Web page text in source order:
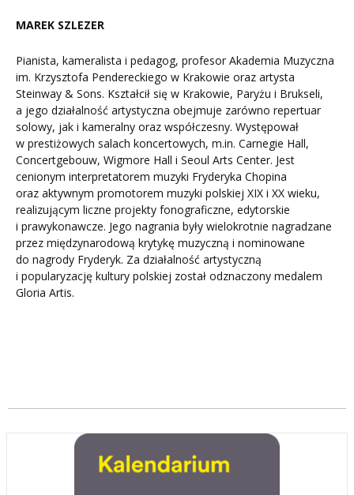
MAREK SZLEZER
Pianista, kameralista i pedagog, profesor Akademia Muzyczna
im. Krzysztofa Pendereckiego w Krakowie oraz artysta
Steinway & Sons. Kształcił się w Krakowie, Paryżu i Brukseli,
a jego działalność artystyczna obejmuje zarówno repertuar
solowy, jak i kameralny oraz współczesny. Występował
w prestiżowych salach koncertowych, m.in. Carnegie Hall,
Concertgebouw, Wigmore Hall i Seoul Arts Center. Jest
cenionym interpretatorem muzyki Fryderyka Chopina
oraz aktywnym promotorem muzyki polskiej XIX i XX wieku,
realizującym liczne projekty fonograficzne, edytorskie
i prawykonawcze. Jego nagrania były wielokrotnie nagradzane
przez międzynarodową krytykę muzyczną i nominowane
do nagrody Fryderyk. Za działalność artystyczną
i popularyzację kultury polskiej został odznaczony medalem
Gloria Artis.